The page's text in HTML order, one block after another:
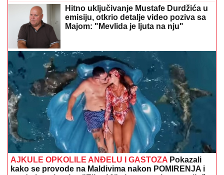
Hitno uključivanje Mustafe Durdžića u
emisiju, otkrio detalje video poziva sa
Majom: "Mevlida je ljuta na nju"
AJKULE OPKOLILE ANĐELU I GASTOZA Pokazali
kako se provode na Maldivima nakon POMIRENJA i